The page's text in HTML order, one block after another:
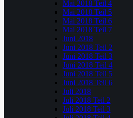
Mai 2018 Teil 4
Mai 2018 Teil 5
Mai 2018 Teil 6
Mai 2018 Teil 7
Juni 2018
Juni 2018 Teil 2
Juni 2018 Teil 3
Juni 2018 Teil 4
Juni 2018 Teil 5
Juni 2018 Teil 6
Juli 2018
Juli 2018 Teil 2
Juli 2018 Teil 3